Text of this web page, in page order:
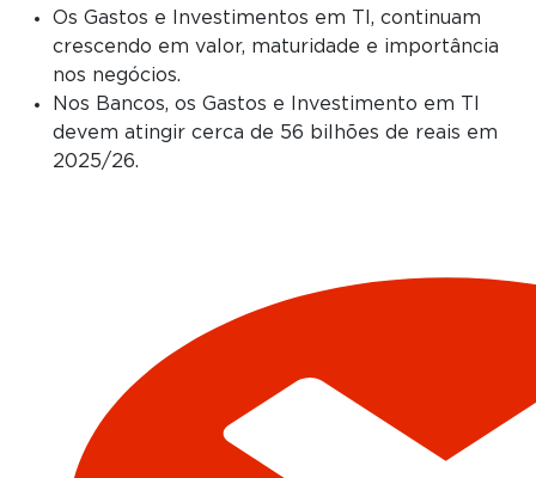
Os Gastos e Investimentos em TI, continuam
crescendo em valor, maturidade e importância
nos negócios.
Nos Bancos, os Gastos e Investimento em TI
devem atingir cerca de 56 bilhões de reais em
2025/26.